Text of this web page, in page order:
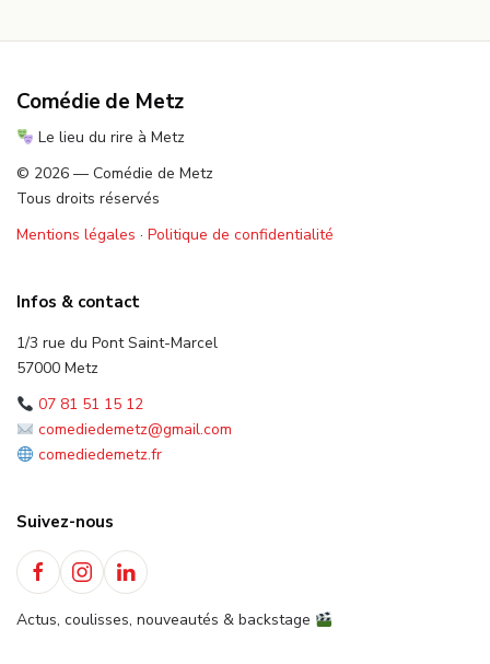
Comédie de Metz
Le lieu du rire à Metz
© 2026 — Comédie de Metz
Tous droits réservés
Mentions légales · Politique de confidentialité
Infos & contact
1/3 rue du Pont Saint-Marcel
57000 Metz
07 81 51 15 12
comediedemetz@gmail.com
comediedemetz.fr
Suivez-nous
Actus, coulisses, nouveautés & backstage